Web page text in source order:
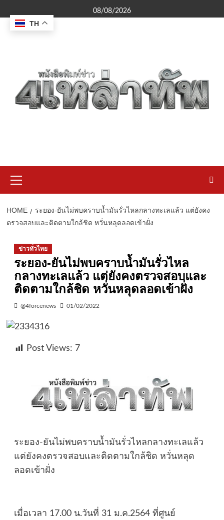
to
content
08/08/2026
Menu
HOME
ระยอง-ยันไม่พบคราบน้ำมันรั่วไหลกลางทะเลแล้ว แต่ยังคง
ตรวจสอบและติดตามใกล้ชิด หวั่นหลุดลอดเข้าฝั่ง
ข่าวทั่วไทย
ระยอง-ยันไม่พบคราบน้ำมันรั่วไหล
กลางทะเลแล้ว แต่ยังคงตรวจสอบและ
ติดตามใกล้ชิด หวั่นหลุดลอดเข้าฝั่ง
@4forcenews 01/02/2022
Post Views: 7
ระยอง-ยันไม่พบคราบน้ำมันรั่วไหลกลางทะเลแล้ว
แต่ยังคงตรวจสอบและติดตามใกล้ชิด หวั่นหลุด
ลอดเข้าฝั่ง
เมื่อเวลา 17.00 น.วันที่ 31 ม.ค.2564 ที่ศูนย์
TH